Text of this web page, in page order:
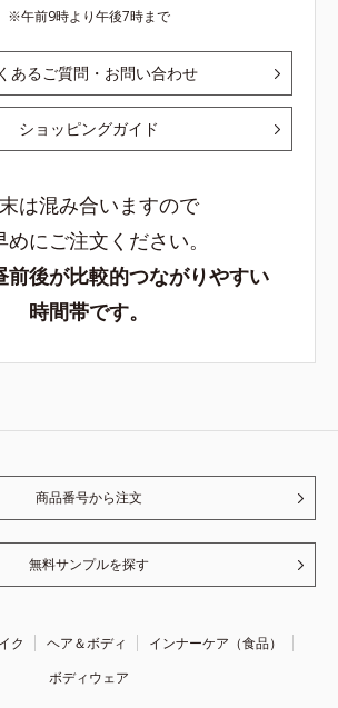
午前9時より午後7時まで
あるご質問・お問い合わせ
ショッピングガイド
は混み合いますので
めにご注文ください。
前後が比較的つながりやすい
時間帯です。
商品番号から注文
無料サンプルを探す
ク ヘア＆ボディ
インナーケア（食品）
ボディウェア